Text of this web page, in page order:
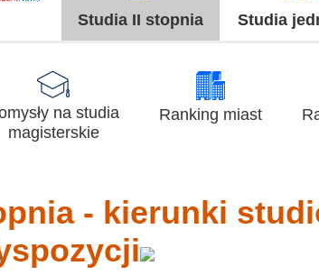
Studia II stopnia Studia
na studia
magisterskie
Ranking miast
- kierunki